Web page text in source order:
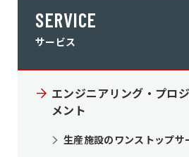
SERVICE
サービス
エンジニアリング・プロ
メント
生産施設のワンストップサ